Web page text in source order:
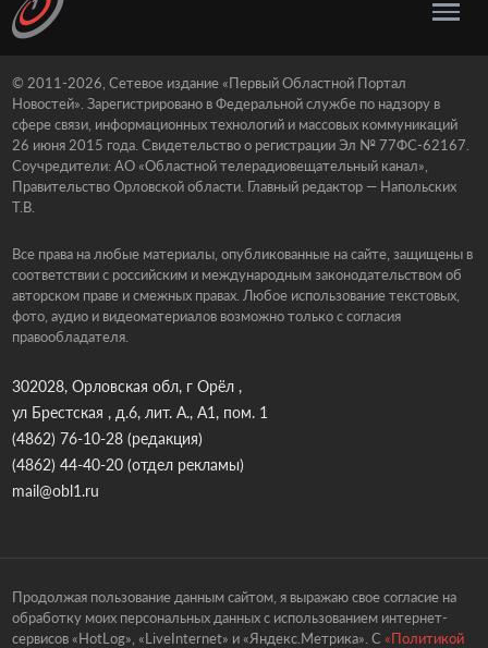
© 2011-2026, Сетевое издание «Первый Областной Портал
Новостей». Зарегистрировано в Федеральной службе по надзору в
сфере связи, информационных технологий и массовых коммуникаций
26 июня 2015 года. Свидетельство о регистрации Эл № 77ФС-62167.
Соучредители: АО «Областной телерадиовещательный канал»,
Правительство Орловской области. Главный редактор — Напольских
Т.В.
Все права на любые материалы, опубликованные на сайте, защищены в
соответствии с российским и международным законодательством об
авторском праве и смежных правах. Любое использование текстовых,
фото, аудио и видеоматериалов возможно только с согласия
правообладателя.
302028, Орловская обл, г Орёл ,
ул Брестская , д.6, лит. А., А1, пом. 1
(4862) 76-10-28(редакция)
(4862) 44-40-20(отдел рекламы)
mail@obl1.ru
Продолжая пользование данным сайтом, я выражаю свое согласие на
обработку моих персональных данных с использованием интернет-
сервисов «HotLog», «LiveInternet» и «Яндекс.Метрика». С «Политикой